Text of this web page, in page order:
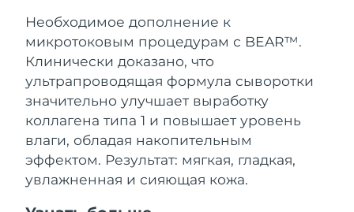
Необходимое дополнение к
микротоковым процедурам с BEAR™.
Клинически доказано, что
ультрапроводящая формула сыворотки
значительно улучшает выработку
коллагена типа 1 и повышает уровень
влаги, обладая накопительным
эффектом. Результат: мягкая, гладкая,
увлажненная и сияющая кожа.